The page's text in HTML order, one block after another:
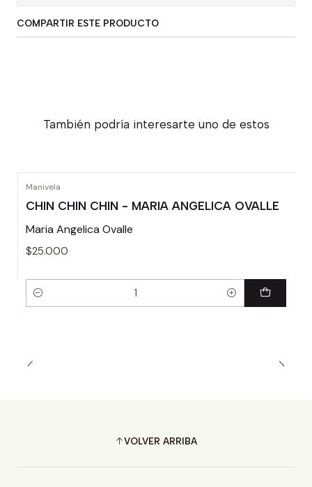
COMPARTIR ESTE PRODUCTO
También podría interesarte uno de estos
Manivela
CHIN CHIN CHIN - MARIA ANGELICA OVALLE
Maria Angelica Ovalle
$25.000
Cantidad
VOLVER ARRIBA